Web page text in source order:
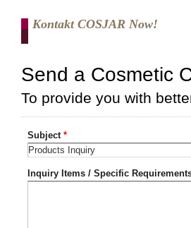
Kontakt COSJAR Now!